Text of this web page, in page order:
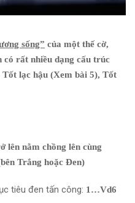
sống” của một thế cờ,
có rất nhiều dạng cấu trúc
lạc hậu (Xem bài 5), Tốt
lên nằm chồng lên cùng
Trắng hoặc Đen)
tiêu đen tấn công: 1…Vd6